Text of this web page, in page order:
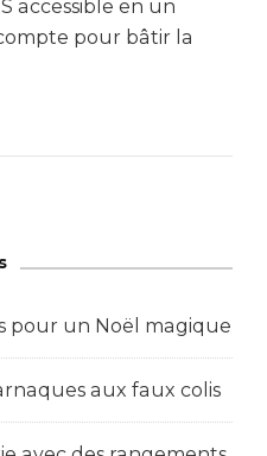
accessible en un
pour bâtir la
pour un Noël magique
aux faux colis